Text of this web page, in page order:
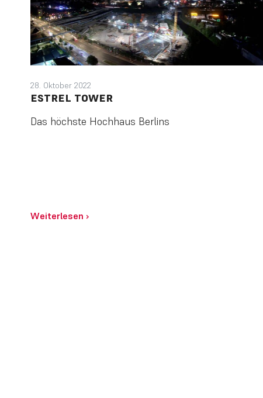
28. Oktober 2022
ESTREL TOWER
Das höchste Hochhaus Berlins
Weiterlesen ›